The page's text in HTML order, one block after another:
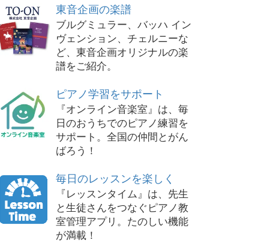
東音企画の楽譜
ブルグミュラー、バッハ イン
ヴェンション、チェルニーな
ど、東音企画オリジナルの楽
譜をご紹介。
ピアノ学習をサポート
『オンライン音楽室』は、毎
日のおうちでのピアノ練習を
サポート。全国の仲間とがん
ばろう！
毎日のレッスンを楽しく
『レッスンタイム』は、先生
と生徒さんをつなぐピアノ教
室管理アプリ。たのしい機能
が満載！